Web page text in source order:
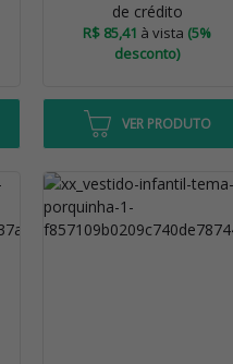
de crédito
R$ 85,41 à vista (5%
desconto)
VER PRODUTO